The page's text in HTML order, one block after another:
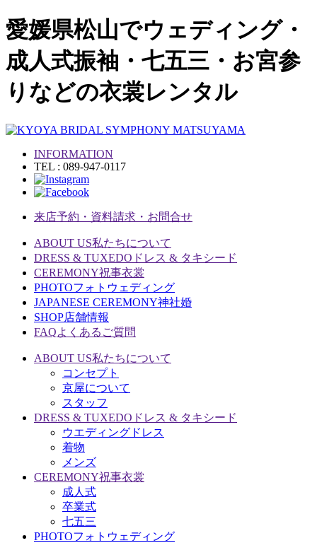
愛媛県松山でウェディング・
成人式振袖・七五三・お宮参
りなどの衣裳レンタル
INFORMATION
TEL : 089-947-0117
来店予約・資料請求・お問合せ
ABOUT US私たちについて
DRESS & TUXEDO ドレス & タキシード
CEREMONY祝事衣裳
PHOTOフォトウェディング
JAPANESE CEREMONY神社婚
SHOP店舗情報
FAQよくあるご質問
ABOUT US私たちについて
コンセプト
京屋について
スタッフ
DRESS & TUXEDO ドレス & タキシード
ウエディングドレス
着物
メンズ
CEREMONY祝事衣裳
成人式
卒業式
七五三
PHOTOフォトウェディング